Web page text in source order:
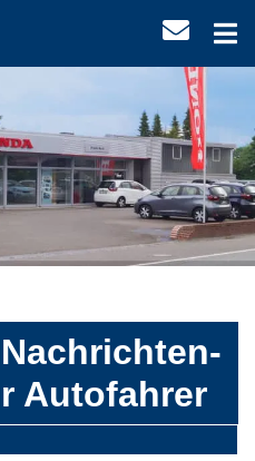
Autofahrer